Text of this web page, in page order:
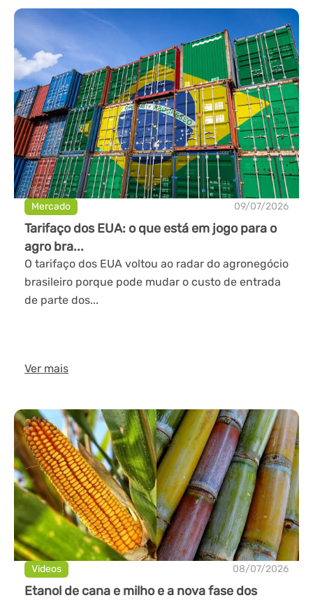
Mercado 09/07/2026
Tarifaço dos EUA: o que está em jogo para o
agro bra...
O tarifaço dos EUA voltou ao radar do agronegócio
brasileiro porque pode mudar o custo de entrada
de parte dos...
Ver mais
Videos 08/07/2026
Etanol de cana e milho e a nova fase dos